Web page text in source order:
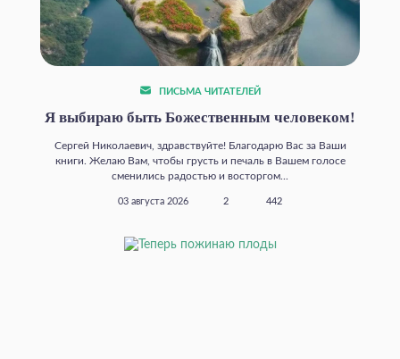
ПИСЬМА ЧИТАТЕЛЕЙ
Я выбираю быть Божественным человеком!
Сергей Николаевич, здравствуйте! Благодарю Вас за Ваши
книги. Желаю Вам, чтобы грусть и печаль в Вашем голосе
сменились радостью и восторгом...
03 августа 2026 2 442